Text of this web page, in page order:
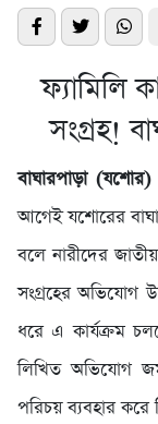
ফ্যামিলি
সংগ্রহ!
বাঘারপাড়া (যশোর)
আগেই যশোরের
বলে নারীদের
সংগ্রহের অভিযোগ
ধরে এ কার্যক্রম
লিখিত অভিযোগ
পরিচয় ব্যবহার করে